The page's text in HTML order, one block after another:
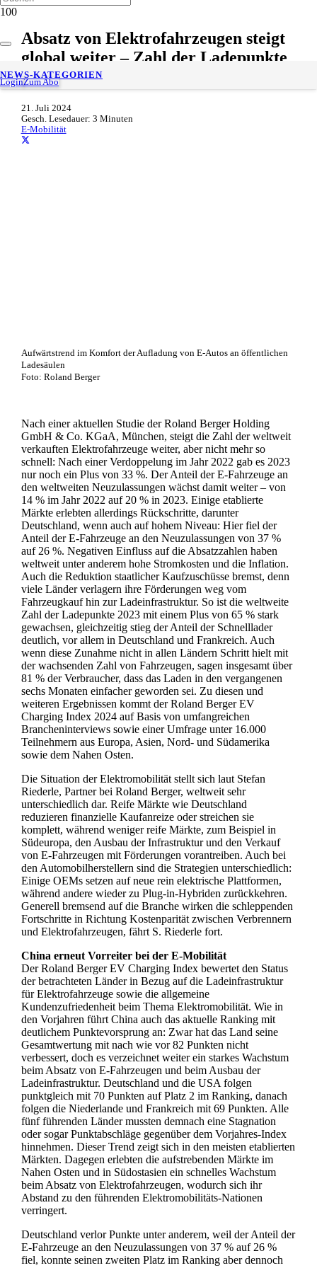
LoginZum Abo
NEWS-KATEGORIEN
Absatz von Elektrofahrzeugen steigt
global weiter – Zahl der Ladepunkte
wächst um 65 %
21. Juli 2024
Gesch. Lesedauer: 3 Minuten
E-Mobilität
Aufwärtstrend im Komfort der Aufladung von E-Autos an öffentlichen
Ladesäulen
Foto: Roland Berger
Nach einer aktuellen Studie der Roland Berger Holding
GmbH & Co. KGaA, München, steigt die Zahl der weltweit
verkauften Elektrofahrzeuge weiter, aber nicht mehr so
schnell: Nach einer Verdoppelung im Jahr 2022 gab es 2023
nur noch ein Plus von 33 %. Der Anteil der E-Fahrzeuge an
den weltweiten Neuzulassungen wächst damit weiter – von
14 % im Jahr 2022 auf 20 % in 2023. Einige etablierte
Märkte erlebten allerdings Rückschritte, darunter
Deutschland, wenn auch auf hohem Niveau: Hier fiel der
Anteil der E-Fahrzeuge an den Neuzulassungen von 37 %
auf 26 %. Negativen Einfluss auf die Absatzzahlen haben
weltweit unter anderem hohe Stromkosten und die Inflation.
Auch die Reduktion staatlicher Kaufzuschüsse bremst, denn
viele Länder verlagern ihre Förderungen weg vom
Fahrzeugkauf hin zur Ladeinfrastruktur. So ist die weltweite
Zahl der Ladepunkte 2023 mit einem Plus von 65 % stark
gewachsen, gleichzeitig stieg der Anteil der Schnelllader
deutlich, vor allem in Deutschland und Frankreich. Auch
wenn diese Zunahme nicht in allen Ländern Schritt hielt mit
der wachsenden Zahl von Fahrzeugen, sagen insgesamt über
81 % der Verbraucher, dass das Laden in den vergangenen
sechs Monaten einfacher geworden sei. Zu diesen und
weiteren Ergebnissen kommt der Roland Berger EV
Charging Index 2024 auf Basis von umfangreichen
Brancheninterviews sowie einer Umfrage unter 16.000
Teilnehmern aus Europa, Asien, Nord- und Südamerika
sowie dem Nahen Osten.
Die Situation der Elektromobilität stellt sich laut Stefan
Riederle, Partner bei Roland Berger, weltweit sehr
unterschiedlich dar. Reife Märkte wie Deutschland
reduzieren finanzielle Kaufanreize oder streichen sie
komplett, während weniger reife Märkte, zum Beispiel in
Südeuropa, den Ausbau der Infrastruktur und den Verkauf
von E-Fahrzeugen mit Förderungen vorantreiben. Auch bei
den Automobilherstellern sind die Strategien unterschiedlich:
Einige OEMs setzen auf neue rein elektrische Plattformen,
während andere wieder zu Plug-in-Hybriden zurückkehren.
Generell bremsend auf die Branche wirken die schleppenden
Fortschritte in Richtung Kostenparität zwischen Verbrennern
und Elektrofahrzeugen, fährt S. Riederle fort.
China erneut Vorreiter bei der E-Mobilität
Der Roland Berger EV Charging Index bewertet den Status
der betrachteten Länder in Bezug auf die Ladeinfrastruktur
für Elektrofahrzeuge sowie die allgemeine
Kundenzufriedenheit beim Thema Elektromobilität. Wie in
den Vorjahren führt China auch das aktuelle Ranking mit
deutlichem Punktevorsprung an: Zwar hat das Land seine
Gesamtwertung mit nach wie vor 82 Punkten nicht
verbessert, doch es verzeichnet weiter ein starkes Wachstum
beim Absatz von E-Fahrzeugen und beim Ausbau der
Ladeinfrastruktur. Deutschland und die USA folgen
punktgleich mit 70 Punkten auf Platz 2 im Ranking, danach
folgen die Niederlande und Frankreich mit 69 Punkten. Alle
fünf führenden Länder mussten demnach eine Stagnation
oder sogar Punktabschläge gegenüber dem Vorjahres-Index
hinnehmen. Dieser Trend zeigt sich in den meisten etablierten
Märkten. Dagegen erlebten die aufstrebenden Märkte im
Nahen Osten und in Südostasien ein schnelles Wachstum
beim Absatz von Elektrofahrzeugen, wodurch sich ihr
Abstand zu den führenden Elektromobilitäts-Nationen
verringert.
Deutschland verlor Punkte unter anderem, weil der Anteil der
E-Fahrzeuge an den Neuzulassungen von 37 % auf 26 %
fiel, konnte seinen zweiten Platz im Ranking aber dennoch